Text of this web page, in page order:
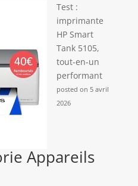
Test :
imprimante
HP Smart
Tank 5105,
tout-en-un
performant
posted on 5 avril
2026
Appareils